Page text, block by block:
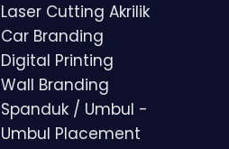
Laser Cutting Akrilik
Car Branding
Digital Printing
Wall Branding
Spanduk / Umbul -
Umbul Placement